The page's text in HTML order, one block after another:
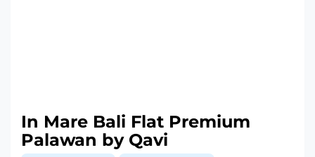
In Mare Bali Flat Premium
Palawan by Qavi